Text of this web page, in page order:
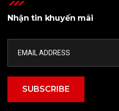
Nhận tin khuyến mãi
SUBSCRIBE